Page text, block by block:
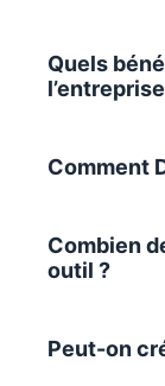
Quels
Comment
Combien
outil ?
Peut-on